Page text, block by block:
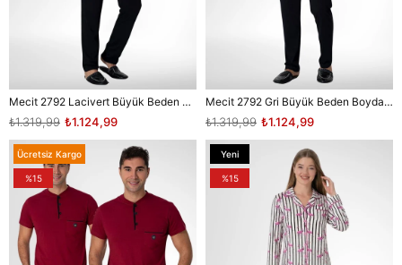
Mecit 2792 Lacivert Büyük Beden Boydan Düğmeli Erkek Pijama Takımı
₺1.124,99
₺1.319,99
Mecit 2792 Gri Büyük Beden Boydan Düğmeli Erkek Pijama Takımı
₺1.124,99
₺1.319,99
Ücretsiz Kargo
%15
Yeni
Ürün
%15